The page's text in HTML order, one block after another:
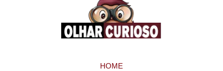
HOME